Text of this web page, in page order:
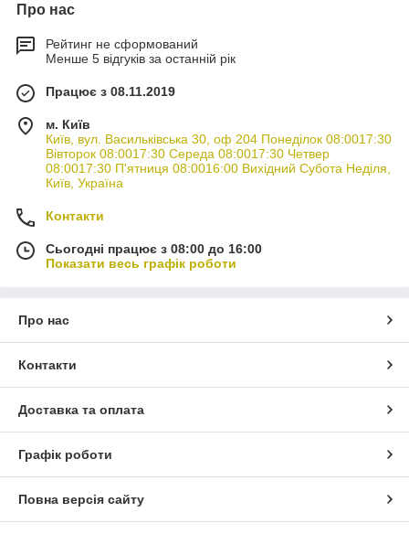
Про нас
Рейтинг не сформований
Менше 5 відгуків за останній рік
Працює з 08.11.2019
м. Київ
Київ, вул. Васильківська 30, оф 204 Понеділок 08:0017:30
Вівторок 08:0017:30 Середа 08:0017:30 Четвер
08:0017:30 П'ятниця 08:0016:00 Вихідний Субота Неділя,
Київ, Україна
Контакти
Сьогодні працює з 08:00 до 16:00
Показати весь графік роботи
Про нас
Контакти
Доставка та оплата
Графік роботи
Повна версія сайту